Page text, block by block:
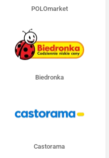
POLOmarket
Biedronka
Castorama